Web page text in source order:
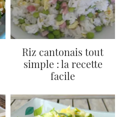
Riz cantonais tout
simple : la recette
facile